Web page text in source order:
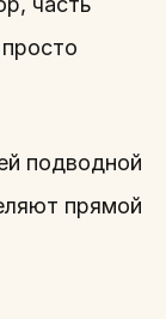
подводной
прямой